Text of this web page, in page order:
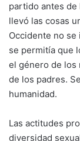
partido antes de
llevó las cosas
Occidente no
se permitía que
el género de los
de los padres.
humanidad.
Las actitudes
diversidad